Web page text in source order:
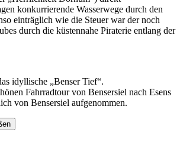
konkurrierende Wasserwege durch den
einträglich wie die Steuer war der noch
durch die küstennahe Piraterie entlang der
idyllische „Benser Tief“.
Fahrradtour von Bensersiel nach Esens
von Bensersiel aufgenommen.